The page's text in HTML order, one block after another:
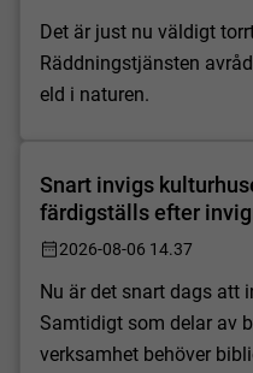
Det är just nu väldigt
Räddningstjänsten
eld i naturen.
Snart invigs
färdigställs efter
2026-08-06 14.37
Nu är det snart dags att
Samtidigt som delar av
verksamhet behöver